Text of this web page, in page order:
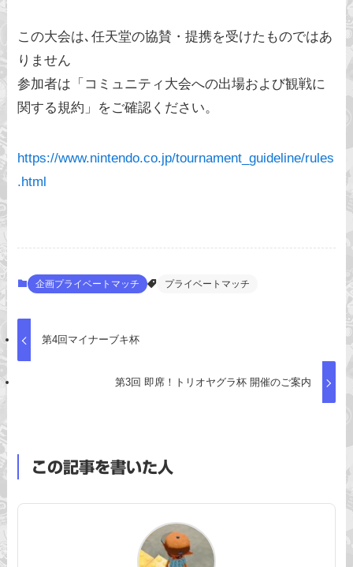
この大会は､任天堂の協賛・提携を受けたものではあ
りません
参加者は「コミュニティ大会への出場および観戦に
関する規約」をご確認ください。
https://www.nintendo.co.jp/tournament_guideline/rules
.html
企画プライベートマッチ プライベートマッチ
第4回マイナーブキ杯
第3回 即席！トリオヤグラ杯 開催のご案内
この記事を書いた人